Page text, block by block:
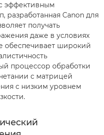
эффективным
разработанная Canon для
получать
даже в условиях
обеспечивает широкий
процессор обработки
с матрицей
с низким уровнем